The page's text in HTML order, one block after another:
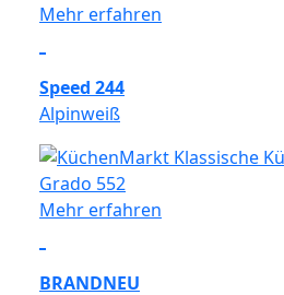
Mehr erfahren
Speed 244
Alpinweiß
Mehr erfahren
BRANDNEU